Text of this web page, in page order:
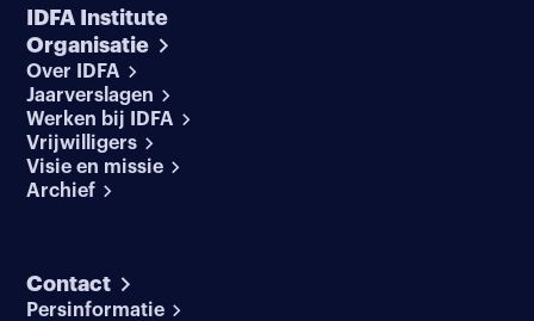
IDFA Institute
Organisatie
Over IDFA
Jaarverslagen
Werken bij IDFA
Vrijwilligers
Visie en missie
Archief
Contact
Persinformatie